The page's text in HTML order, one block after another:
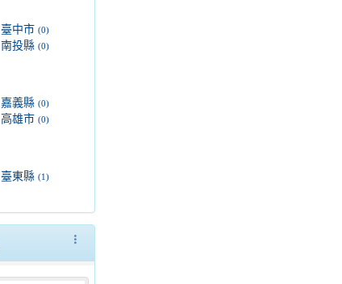
臺中市(0)
南投縣(0)
嘉義縣(0)
高雄市(0)
臺東縣(1)
more_vert